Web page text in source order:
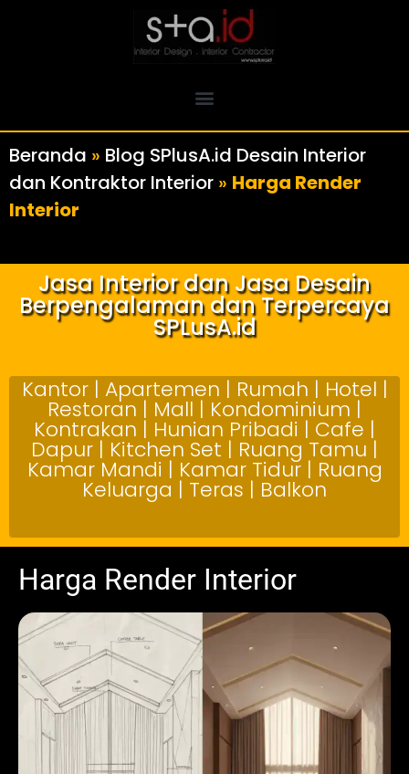
Beranda » Blog SPlusA.id Desain Interior
dan Kontraktor Interior » Harga Render
Interior
Jasa Interior dan Jasa Desain
Berpengalaman dan Terpercaya
SPLusA.id
Kantor | Apartemen | Rumah | Hotel |
Restoran | Mall | Kondominium |
Kontrakan | Hunian Pribadi | Cafe |
Dapur | Kitchen Set | Ruang Tamu |
Kamar Mandi | Kamar Tidur | Ruang
Keluarga | Teras | Balkon
Harga Render Interior